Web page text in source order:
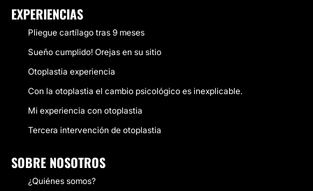
EXPERIENCIAS
Pliegue cartílago tras 9 meses
Sueño cumplido! Orejas en su sitio
Otoplastia experiencia
Con la otoplastia el cambio psicológico es inexplicable.
Mi experiencia con otoplastia
Tercera intervención de otoplastia
SOBRE NOSOTROS
¿Quiénes somos?